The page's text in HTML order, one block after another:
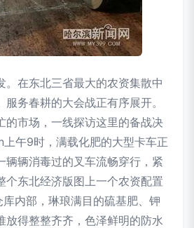
。在东北三省最大的农资集散中
务春耕的大会战正有序展开。
的市场，一线探访这里的备战决
午9时，满载化肥的大型卡车正
辆辆消毒过的叉车流畅穿行，紧
个东北经济版图上一个农资配置
库内部，琳琅满目的硫基肥、钾
放得整整齐齐，色泽鲜明的防水